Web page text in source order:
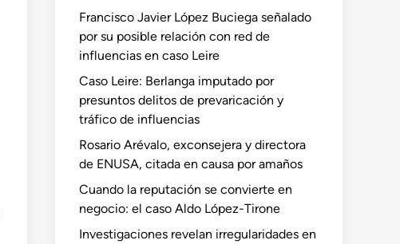
Francisco Javier López Buciega señalado
por su posible relación con red de
influencias en caso Leire
Caso Leire: Berlanga imputado por
presuntos delitos de prevaricación y
tráfico de influencias
Rosario Arévalo, exconsejera y directora
de ENUSA, citada en causa por amaños
Cuando la reputación se convierte en
negocio: el caso Aldo López-Tirone
Investigaciones revelan irregularidades en